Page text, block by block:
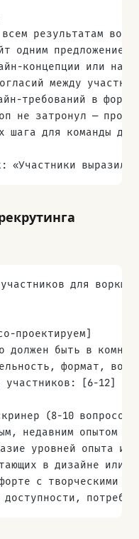
результатам
одним
концепции или
между
требований в
не затронул —
шага для команды
«Участники
для
проектируем]
должен быть в
формат,
участников: [6-12]
(8-10
недавним опытом
уровней опыта и
в дизайне или
с творческими